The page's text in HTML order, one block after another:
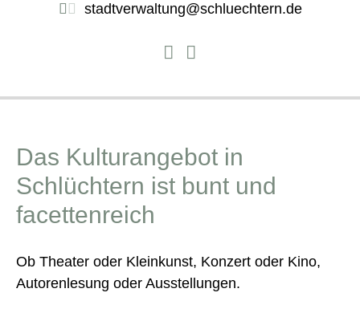
stadtverwaltung@schluechtern.de
Das Kulturangebot in
Schlüchtern ist bunt und
facettenreich
Ob Theater oder Kleinkunst, Konzert oder Kino,
Autorenlesung oder Ausstellungen.